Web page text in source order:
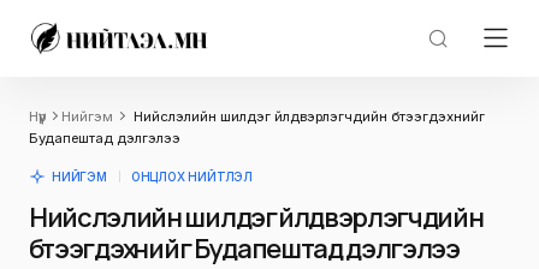
Нүүр Нийгэм
Нийслэлийн шилдэг үйлдвэрлэгчдийн бүтээгдэхүүнийг
Будапештад дэлгэлээ
НИЙГЭМ ОНЦЛОХ НИЙТЛЭЛ
Нийслэлийн шилдэг үйлдвэрлэгчдийн
бүтээгдэхүүнийг Будапештад дэлгэлээ